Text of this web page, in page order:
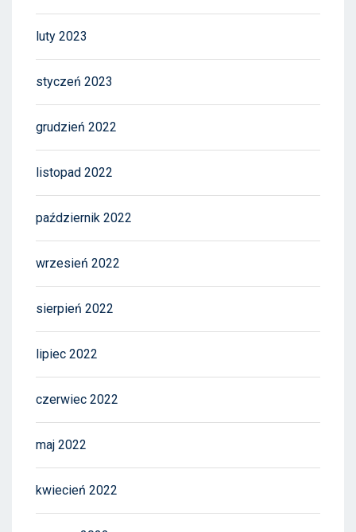
luty 2023
styczeń 2023
grudzień 2022
listopad 2022
październik 2022
wrzesień 2022
sierpień 2022
lipiec 2022
czerwiec 2022
maj 2022
kwiecień 2022